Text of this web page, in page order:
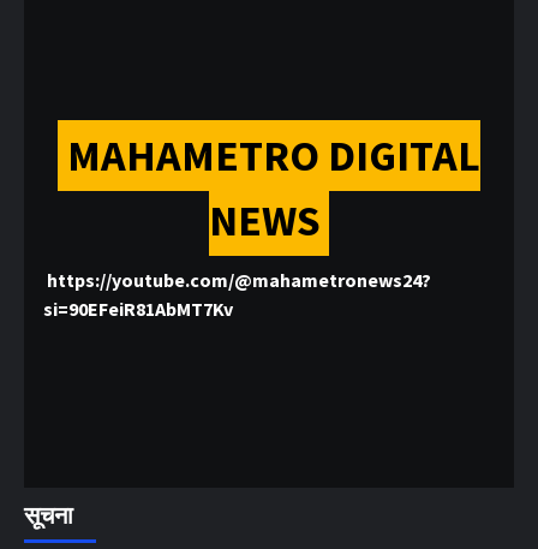
MAHAMETRO DIGITAL
NEWS
https://youtube.com/@mahametronews24?
si=90EFeiR81AbMT7Kv
सूचना